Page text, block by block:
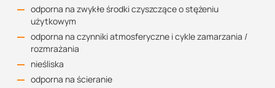
odporna na zwykłe środki czyszczące o stężeniu
użytkowym
odporna na czynniki atmosferyczne i cykle zamarzania /
rozmrażania
nieśliska
odporna na ścieranie